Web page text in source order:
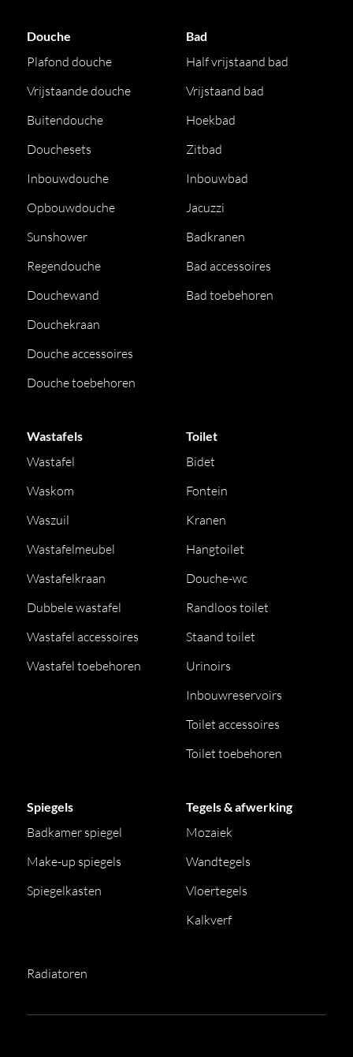
Douche
Plafond douche
Vrijstaande douche
Buitendouche
Douchesets
Inbouwdouche
Opbouwdouche
Sunshower
Regendouche
Douchewand
Douchekraan
Douche accessoires
Douche toebehoren
Bad
Half vrijstaand bad
Vrijstaand bad
Hoekbad
Zitbad
Inbouwbad
Jacuzzi
Badkranen
Bad accessoires
Bad toebehoren
Wastafels
Wastafel
Waskom
Waszuil
Wastafelmeubel
Wastafelkraan
Dubbele wastafel
Wastafel accessoires
Wastafel toebehoren
Toilet
Bidet
Fontein
Kranen
Hangtoilet
Douche-wc
Randloos toilet
Staand toilet
Urinoirs
Inbouwreservoirs
Toilet accessoires
Toilet toebehoren
Spiegels
Badkamer spiegel
Make-up spiegels
Spiegelkasten
Tegels & afwerking
Mozaiek
Wandtegels
Vloertegels
Kalkverf
Radiatoren